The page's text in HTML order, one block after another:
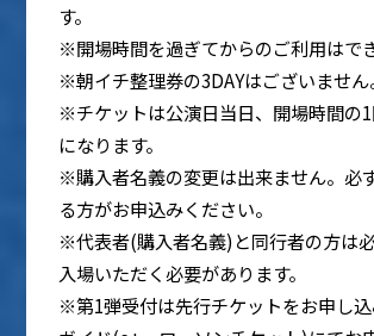
す。
※開場時間を過ぎてからのご利用はで
※朝イチ整理券の3DAYはございません
※チケットは公演日当日、開場時間の
になります。
※購入者名義の変更は出来ません。必
る方がお申込みください。
※代表者(購入者名義)と同行者の方は
入場いただく必要があります。
※第1弾受付は先行チケットをお申し